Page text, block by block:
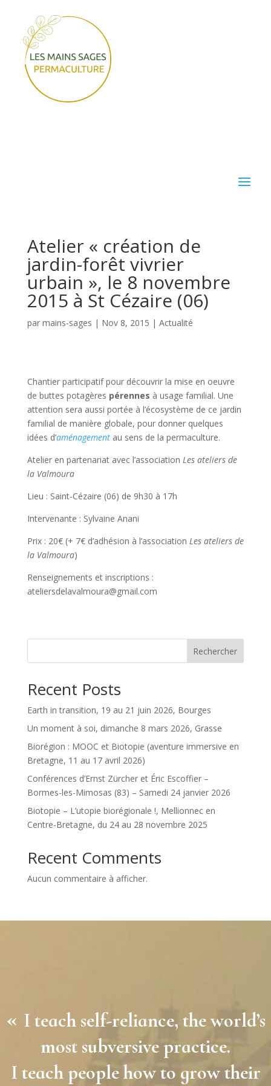
Atelier « création de
jardin-forêt vivrier
urbain », le 8 novembre
2015 à St Cézaire (06)
par mains-sages | Nov 8, 2015 | Actualité
Chantier participatif pour découvrir la mise en oeuvre
de buttes potagères pérennes à usage familial. Une
attention sera aussi portée à l’écosystème de ce jardin
familial de manière globale, pour donner quelques
idées d’aménagementau sens de la​ permaculture.
Atelier en partenariat avec l’association Les ateliers de
la Valmoura
Lieu : Saint-Cézaire (06) de 9h30 à 17h
Intervenante : Sylvaine Anani
Prix : 20€ (+ 7€ d’adhésion à l’association Les ateliers de
la Valmoura)
Renseignements et inscriptions :
ateliersdelavalmoura@gmail.com
Rechercher
Recent Posts
Earth in transition, 19 au 21 juin 2026, Bourges
Un moment à soi, dimanche 8 mars 2026, Grasse
Biorégion : MOOC et Biotopie (aventure immersive en
Bretagne, 11 au 17 avril 2026)
Conférences d’Ernst Zürcher et Éric Escoffier –
Bormes-les-Mimosas (83) – Samedi 24 janvier 2026
Biotopie – L’utopie biorégionale !, Mellionnec en
Centre-Bretagne, du 24 au 28 novembre 2025
Recent Comments
Aucun commentaire à afficher.
« I teach self-reliance, the world’s
most subversive practice.
I teach people how to grow their